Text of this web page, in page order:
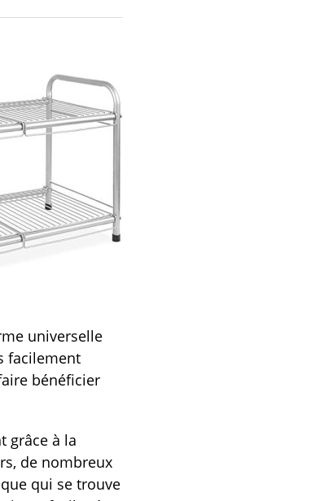
universelle
facilement
bénéficier
grâce à la
de nombreux
qui se trouve